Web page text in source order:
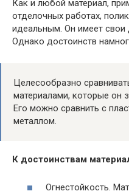
Как и любой материал,
отделочных работах,
идеальным. Он имеет свои
Однако достоинств
Целесообразно
материалами, которые он
Его можно сравнить с
металлом.
К достоинствам
Огнестойкость.